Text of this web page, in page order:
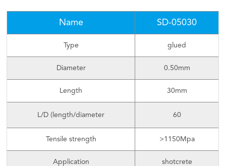
Name SD-05030
Type glued
Diameter 0.50mm
Length 30mm
L/D (length/diameter 60
Tensile strength >1150Mpa
Application shotcrete